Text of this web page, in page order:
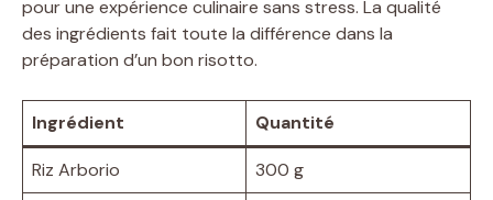
pour une expérience culinaire sans stress. La qualité
des ingrédients fait toute la différence dans la
préparation d’un bon risotto.
Ingrédient Quantité
Riz Arborio
300 g